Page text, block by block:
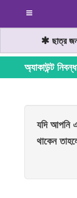
ছাত্র
অ্যাকাউন্ট
যদি আপনি
থাকেন